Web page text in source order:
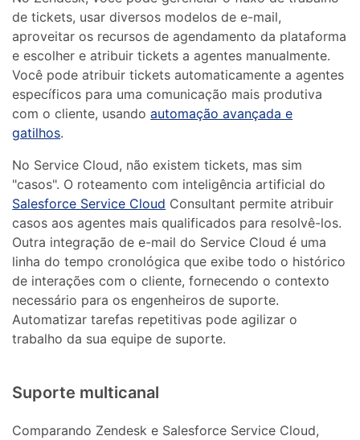
de tickets, usar diversos modelos de e-mail,
aproveitar os recursos de agendamento da plataforma
e escolher e atribuir tickets a agentes manualmente.
Você pode atribuir tickets automaticamente a agentes
específicos para uma comunicação mais produtiva
com o cliente, usandoautomação avançada e
gatilhos.
No Service Cloud, não existem tickets, mas sim
"casos". O roteamento com inteligência artificial do
Salesforce Service Cloud Consultant permite atribuir
casos aos agentes mais qualificados para resolvê-los.
Outra integração de e-mail do Service Cloud é uma
linha do tempo cronológica que exibe todo o histórico
de interações com o cliente, fornecendo o contexto
necessário para os engenheiros de suporte.
Automatizar tarefas repetitivas pode agilizar o
trabalho da sua equipe de suporte.
Suporte multicanal
Comparando Zendesk e Salesforce Service Cloud,